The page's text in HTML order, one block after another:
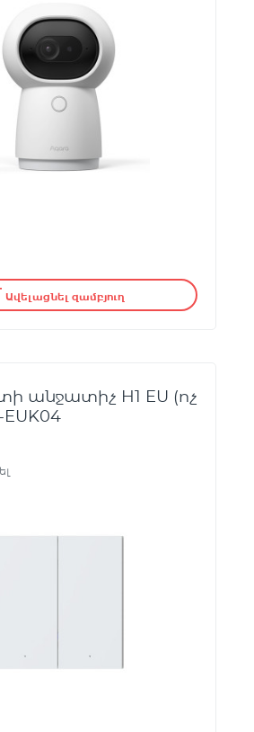
Ավելացնել զամբյուղ
անջատիչ H1 EU (ոչ
EUK04